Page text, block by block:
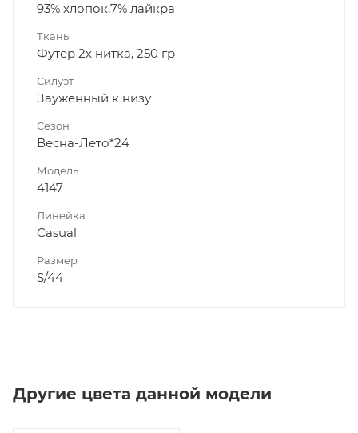
Другие цвета данной модели
93% хлопок,7% лайкра
Ткань
Футер 2х нитка, 250 гр
Силуэт
Зауженный к низу
Сезон
Весна-Лето*24
Модель
4147
Линейка
Casual
Размер
S/44